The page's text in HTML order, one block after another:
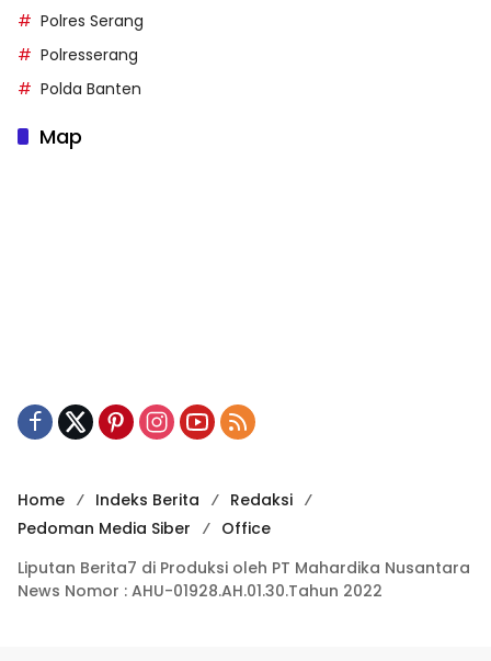
Polres Serang
Polresserang
Polda Banten
Map
Home Indeks Berita
Redaksi
Pedoman Media Siber
Office
Liputan Berita7 di Produksi oleh PT Mahardika Nusantara
News Nomor : AHU-01928.AH.01.30.Tahun 2022